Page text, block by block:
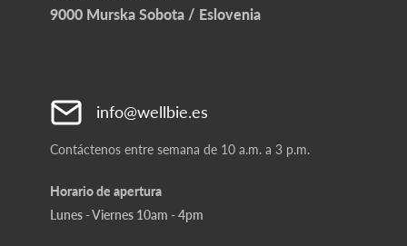
9000 Murska Sobota / Eslovenia
info@wellbie.es
Contáctenos entre semana de 10 a.m. a 3 p.m.
Horario de apertura
Lunes - Viernes 10am - 4pm